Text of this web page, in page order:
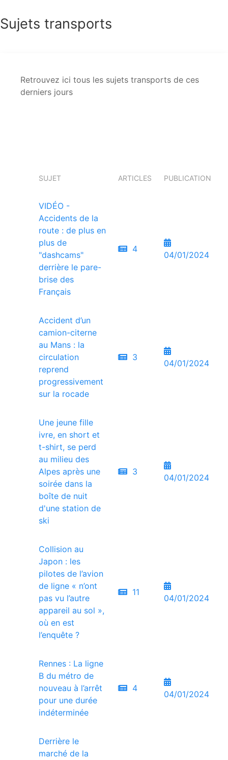
Sujets transports
Retrouvez ici tous les sujets transports de ces
derniers jours
SUJET ARTICLES PUBLICATION
VIDÉO -
Accidents de la
route : de plus en
plus de
"dashcams"
derrière le pare-
brise des
Français
4
04/01/2024
Accident d’un
camion-citerne
au Mans : la
circulation
reprend
progressivement
sur la rocade
3
04/01/2024
Une jeune fille
ivre, en short et
t-shirt, se perd
au milieu des
Alpes après une
soirée dans la
boîte de nuit
d'une station de
ski
3
04/01/2024
Collision au
Japon : les
pilotes de l’avion
de ligne « n’ont
pas vu l’autre
appareil au sol »,
où en est
l’enquête ?
11
04/01/2024
Rennes : La ligne
B du métro de
nouveau à l’arrêt
pour une durée
indéterminée
4
04/01/2024
Derrière le
marché de la